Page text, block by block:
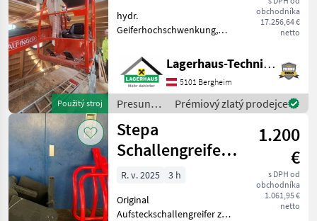
Použitý stroj
obchodníka
17.256,64 €
netto
hydr.
Geiferhochschwenkung,
ohne Schienen und ohne
Schleifleitung, Reichweite:
12, 4m, Ölkühler, Guter
Zustand, Verfügbar ab ca.
August/Sept
Lagerhaus-Technik, Kundenmaschinen
5101 Bergheim
Presun
materiálu
/ Stepa
Prémiový zlatý prodejce
Stepa
Schallengreifer
und
Ballengreifer
1.200
€
s DPH od
obchodníka
1.061,95 €
netto
R. v. 2025
3 h
Original
Aufsteckschallengreifer zu